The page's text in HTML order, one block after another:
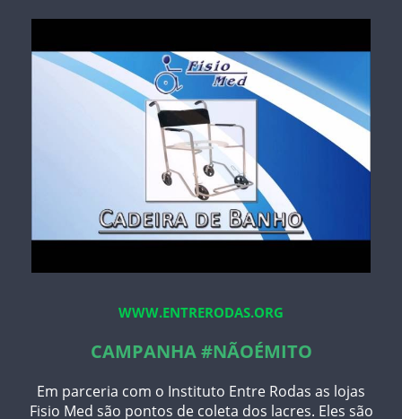
WWW.ENTRERODAS.ORG
CAMPANHA #NÃOÉMITO
Em parceria com o Instituto Entre Rodas as lojas
Fisio Med são pontos de coleta dos lacres. Eles são